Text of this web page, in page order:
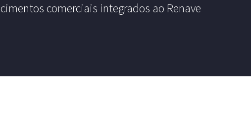
comerciais integrados ao Renave